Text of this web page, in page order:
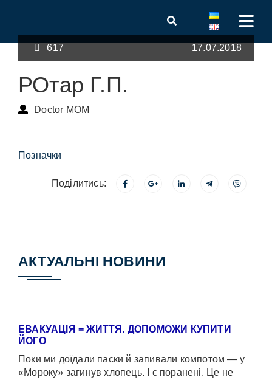
617 17.07.2018
РОтар Г.П.
Doctor MOM
Позначки
Поділитись:
АКТУАЛЬНІ НОВИНИ
ЕВАКУАЦІЯ = ЖИТТЯ. ДОПОМОЖИ КУПИТИ
ЙОГО
Поки ми доїдали паски й запивали компотом — у
«Мороку» загинув хлопець. І є поранені. Це не